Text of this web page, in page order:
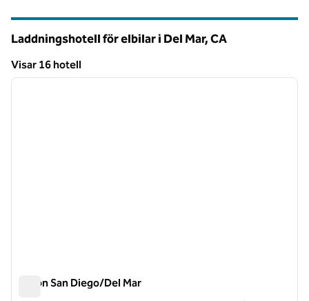
Laddningshotell för elbilar i Del Mar,CA
Visar 16 hotell
Visar 16 hotell
1 av 10
nästa
Hilton San Diego/Del Mar